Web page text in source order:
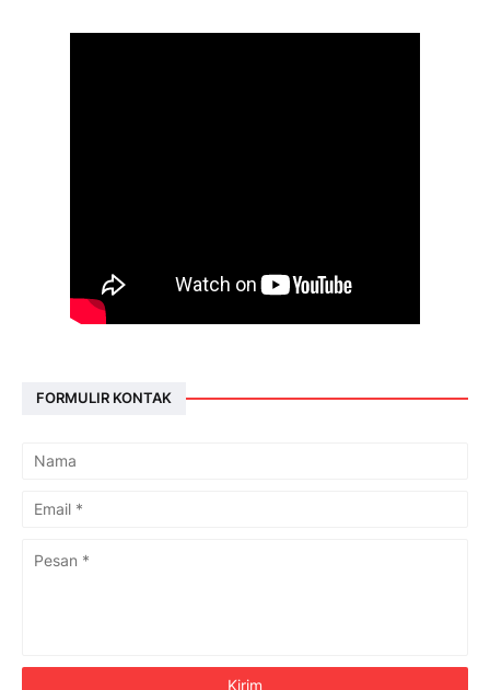
FORMULIR KONTAK